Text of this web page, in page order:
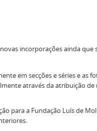
incorporações ainda que
em secções e séries e as
através da atribuição de
para a Fundação Luís de